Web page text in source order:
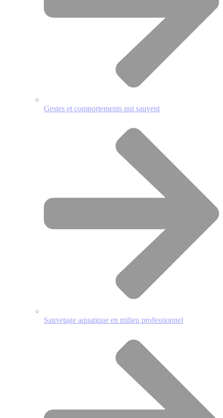
Gestes et comportements qui sauvent
Sauvetage aquatique en milieu professionnel